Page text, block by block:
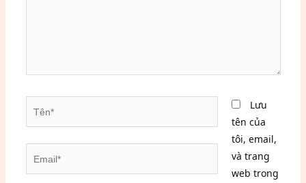
Lưu
tên của
tôi, email,
và trang
web trong